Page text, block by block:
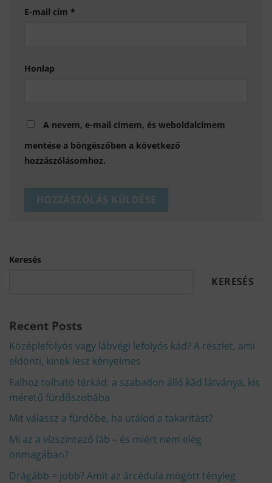
E-mail cím *
Honlap
A nevem, e-mail címem, és weboldalcímem
mentése a böngészőben a következő
hozzászólásomhoz.
Keresés
KERESÉS
Recent Posts
Középlefolyós vagy lábvégi lefolyós kád? A részlet, ami
eldönti, kinek lesz kényelmes
Falhoz tolható térkád: a szabadon álló kád látványa, kis
méretű fürdőszobába
Mit válassz a fürdőbe, ha utálod a takarítást?
Mi az a vízszintező láb – és miért nem elég
önmagában?
Drágább = jobb? Amit az árcédula mögött tényleg